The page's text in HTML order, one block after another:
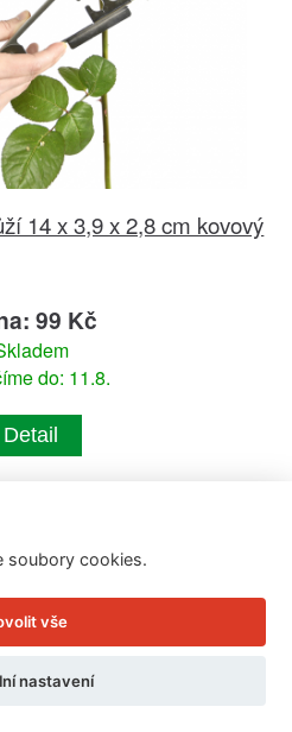
14 x 3,9 x 2,8 cm kovový
99 Kč
do: 11.8.
Detail
soubory cookies.
vše
nastavení